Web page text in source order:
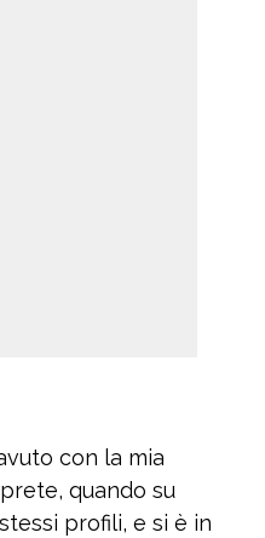
con la mia
quando su
profili, e si è in